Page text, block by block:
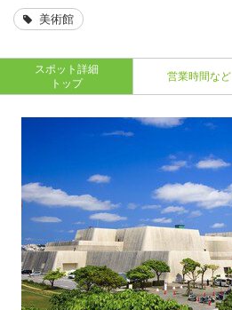
美術館
スポット詳細
トップ
営業時間など